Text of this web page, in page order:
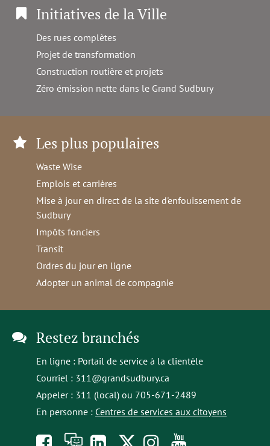
Initiatives de la Ville
Des rues complètes
Projet de transformation
Construction routière et projets
Zéro émission nette dans le Grand Sudbury
Les plus populaires
Waste Wise
Emplois et carrières
Mise à jour en direct de la site d'enfouissement de
Sudbury
Impôts fonciers
Transit
Ordres du jour en ligne
Adopter un animal de compagnie
Restez branchés
En ligne : Portail de service à la clientèle
Courriel : 311@grandsudbury.ca
Appeler : 311 (local) ou 705-671-2489
En personne : Centres de services aux citoyens
Like À opensFollowFollow